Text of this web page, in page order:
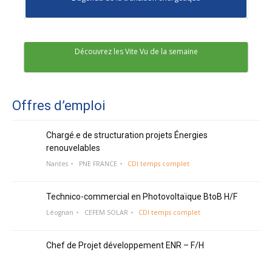
Découvrez les Vite Vu de la semaine
Offres d’emploi
Chargé.e de structuration projets Énergies
renouvelables
Nantes PNE FRANCE CDI temps complet
Technico-commercial en Photovoltaïque BtoB H/F
Léognan CEFEM SOLAR CDI temps complet
Chef de Projet développement ENR – F/H